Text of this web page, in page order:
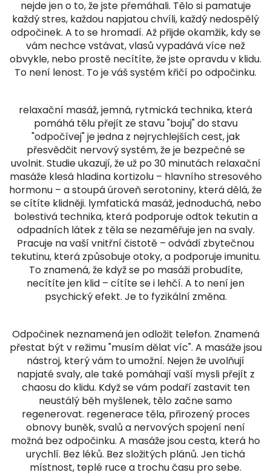
nejde jen o to, že jste přemáhali. Tělo si pamatuje
každý stres, každou napjatou chvíli, každý nedospělý
odpočinek. A to se hromadí. Až přijde okamžik, kdy se
vám nechce vstávat, vlasů vypadává více než
obvykle, nebo prostě necítíte, že jste opravdu v klidu.
To není lenost. To je váš systém křičí po odpočinku.
relaxační masáž,jemná, rytmická technika, která
pomáhá tělu přejít ze stavu "bojuj" do stavu
"odpočívej"je jedna z nejrychlejších cest, jak
přesvědčit nervový systém, že je bezpečné se
uvolnit. Studie ukazují, že už po 30 minutách relaxační
masáže klesá hladina kortizolu – hlavního stresového
hormonu – a stoupá úroveň serotoniny, která dělá, že
se cítíte klidněji. lymfatická masáž,jednoduchá, nebo
bolestivá technika, která podporuje odtok tekutin a
odpadních látek z tělase nezaměřuje jen na svaly.
Pracuje na vaší vnitřní čistotě – odvádí zbytečnou
tekutinu, která způsobuje otoky, a podporuje imunitu.
To znamená, že když se po masáži probudíte,
necítíte jen klid – cítíte se i lehčí. A to není jen
psychický efekt. Je to fyzikální změna.
Odpočinek neznamená jen odložit telefon. Znamená
přestat být v režimu "musím dělat víc". A masáže jsou
nástroj, který vám to umožní. Nejen že uvolňují
napjaté svaly, ale také pomáhají vaší mysli přejít z
chaosu do klidu. Když se vám podaří zastavit ten
neustálý běh myšlenek, tělo začne samo
regenerovat. regenerace těla, přirozený proces
obnovy buněk, svalů a nervových spojení není
možná bez odpočinku. A masáže jsou cesta, která ho
urychlí. Bez léků. Bez složitých plánů. Jen tichá
místnost, teplé ruce a trochu času pro sebe.